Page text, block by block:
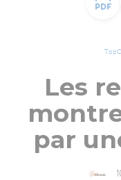
Les
par